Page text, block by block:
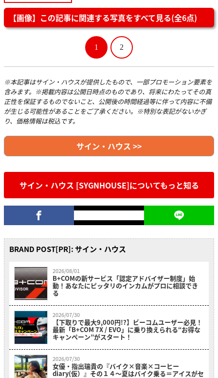
【画像】この記事に関連する写真をすべて見る(全6点)
1 2
※本記事はサイン・ハウスが提供したもので、一部プロモーション要素を
含みます。※掲載内容は公開日時点のものであり、将来にわたってその真
正性を保証するものでないこと、公開後の時間経過等に伴って内容に不備
が生じる可能性があることをご了承ください。※特別な表記がないかぎ
り、価格情報は税込です。
サイン・ハウス >>
サイン・ハウス [SYGNHOUSE]についてもっと知る
BRAND POST[PR]: サイン・ハウス
2026/08/01
B+COMの新サービス「認定アドバイザー制度」始
動！あなたにピッタリのインカムがプロに相談でき
る
2026/07/30
【下取りで最大9,000円!?】ビーコムユーザー必見！
最新「B+COM 7X / EVO」に乗り換えられる“お得な
キャンペーン”がスタート！
2026/07/30
女優・指出瑞貴の『バイク×音楽×コーヒー
diary(仮）』その１４〜夏はバイク乗る＝アイスがセ